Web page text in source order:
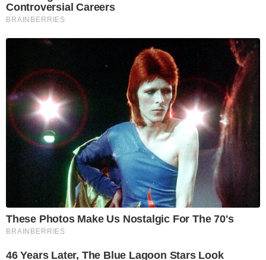
Controversial Careers
BRAINBERRIES
These Photos Make Us Nostalgic For The 70's
BRAINBERRIES
46 Years Later, The Blue Lagoon Stars Look